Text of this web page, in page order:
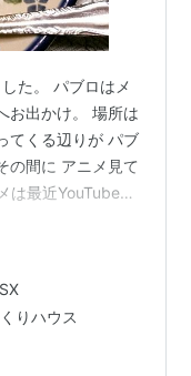
た。 パブロはメ
お出かけ。 場所は
てくる辺りが パブ
の間に アニメ見て
は最近YouTubeで
クは若い頃好き
トをもらって観に
の時期を調べたら
人生暗かった時
では …
りハウス